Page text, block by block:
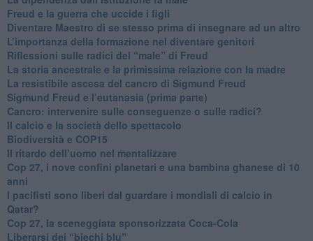
​Freud e la guerra che uccide i figli
​Diventare Maestro di se stesso prima di insegnare ad un altro
L’importanza della formazione nel diventare genitori
Riflessioni sulle radici del “male” di Freud
​La storia ancestrale e la primissima relazione con la madre
​La resistibile ascesa del cancro di Sigmund Freud
Sigmund Freud e l’eutanasia (prima parte)
Cancro: intervenire sulle conseguenze o sulle radici?
​Il calcio e la società dello spettacolo
Biodiversità e COP15
​Il ritardo dell’uomo nel mentalizzare
​Cop 27, i nove confini planetari e una bambina ghanese di 10
anni
​I pacifisti sono liberi dal guardare i mondiali di calcio in
Qatar?
​Cop 27, la sceneggiata sponsorizzata Coca-Cola
​Liberarsi dei “biechi blu”